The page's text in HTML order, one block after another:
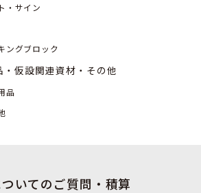
・サイン
ングブロック
・仮設関連資材・その他
品
いてのご質問・積算